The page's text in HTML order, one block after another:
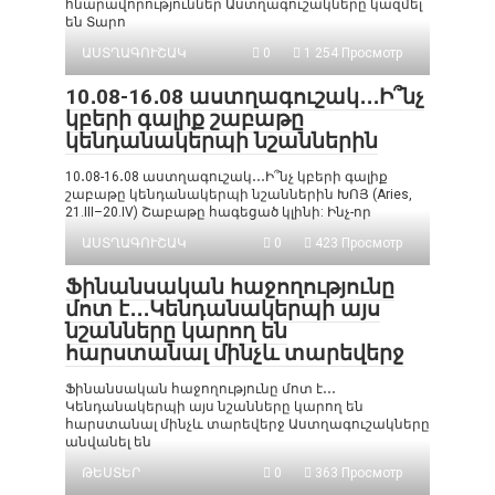
հնարավորություններ Աստղագուշակները կազմել
են Տարո
ԱՍՏՂԱԳՈՒՇԱԿ
0 1 254 Просмотр
10․08-16․08 աստղագուշակ․․․Ի՞նչ
կբերի գալիք շաբաթը
կենդանակերպի նշաններին
10․08-16․08 աստղագուշակ․․․Ի՞նչ կբերի գալիք
շաբաթը կենդանակերպի նշաններին ԽՈՅ (Aries,
21.III–20.IV) Շաբաթը հագեցած կլինի: Ինչ-որ
ԱՍՏՂԱԳՈՒՇԱԿ
0 423 Просмотр
Ֆինանսական հաջողությունը
մոտ է․․․Կենդանակերպի այս
նշանները կարող են
հարստանալ մինչև տարեվերջ
Ֆինանսական հաջողությունը մոտ է․․․
Կենդանակերպի այս նշանները կարող են
հարստանալ մինչև տարեվերջ Աստղագուշակները
անվանել են
ԹԵՍՏԵՐ
0 363 Просмотр